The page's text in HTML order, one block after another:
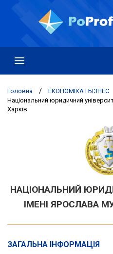
Головна / ЕКОНОМІКА І БІЗНЕС
Національний юридичний
Харків
НАЦІОНАЛЬНИЙ
ІМЕНІ ЯРОСЛАВА
ЗАГАЛЬНА ІНФОРМАЦІЯ